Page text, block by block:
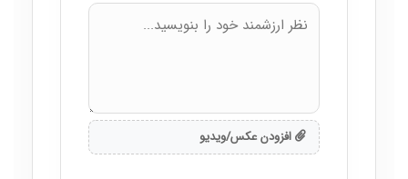
افزودن عکس/ویدیو